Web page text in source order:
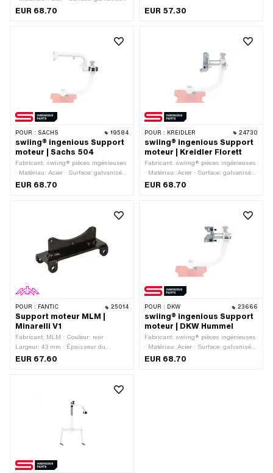
bleu · Champ d'application: Support de
EUR 68.70 EUR 57.30
POUR : SACHS 19584
swiing® ingenious Support
moteur | Sachs 504
Fabricant: swiing® pièces ingénieuses
· Matériau: Acier · Surface: galvanisé
bleu · Champ d'application: Support de
EUR 68.70
POUR : KREIDLER 24730
swiing® ingenious Support
moteur | Kreidler Florett
Fabricant: swiing® pièces ingénieuses
· Matériau: Acier · Surface: galvanisé
bleu · Champ d'application: Support de
EUR 68.70
POUR : FANTIC 25014
Support moteur MLM |
Minarelli V1
Fabricant: MLM · Couleur: noir ·
Largeur: 43 mm · Épaisseur du
matériau: 4.5 mm · Champ
EUR 67.60
POUR : DKW 23666
swiing® ingenious Support
moteur | DKW Hummel
Fabricant: swiing® pièces ingénieuses
· Matériau: Acier · Surface: galvanisé
bleu · Champ d'application: Support de
EUR 68.70